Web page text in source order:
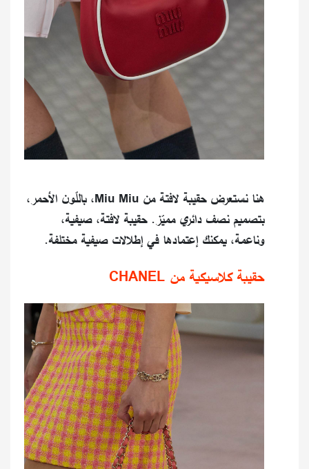
هنا نستعرض حقيبة لافتة من Miu Miu، باللّون الأحمر،
بتصميم نصف دائري مميّز. حقيبة لافتة، صيفية،
وناعمة، يمكنك إعتمادها في إطلالات صيفية مختلفة.
حقيبة كلاسيكية من CHANEL